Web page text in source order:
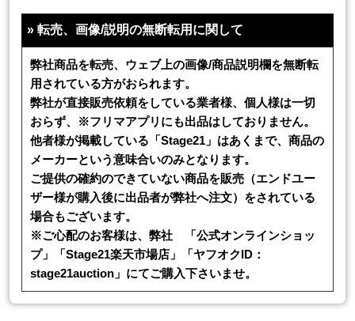
»転売、画像/説明の無断転用に関して
弊社商品を転売、ウェブ上の画像/商品説明欄を無断転
用されている方がおられます。
弊社が直接販売依頼をしている業者様、個人様は一切
おらず、※フリマアプリにも出品はしておりません。
他者様が掲載している「Stage21」はあくまで、商品の
メーカーという意味合いのみとなります。
ご提供の確約のできていない商品を販売（エンドユー
ザー様が購入後に出品者が弊社へ注文）をされている
場合もございます。
※ご心配のお客様は、弊社 「公式オンラインショッ
プ」「Stage21楽天市場店」「ヤフオクID：
stage21auction」にてご購入下さいませ。